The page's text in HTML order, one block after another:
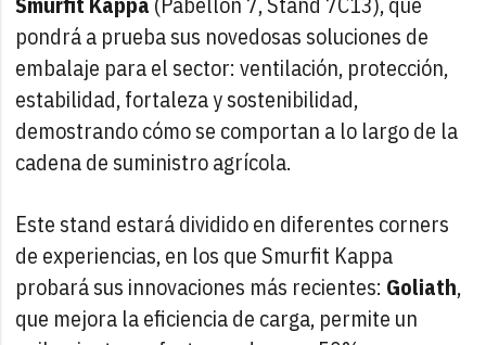
pondrá a prueba sus novedosas soluciones de
embalaje para el sector: ventilación, protección,
estabilidad, fortaleza y sostenibilidad,
demostrando cómo se comportan a lo largo de la
cadena de suministro agrícola.
Este stand estará dividido en diferentes corners
de experiencias, en los que Smurfit Kappa
probará sus innovaciones más recientes: Goliath,
que mejora la eficiencia de carga, permite un